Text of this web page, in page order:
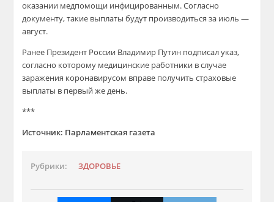
оказании медпомощи инфицированным. Согласно
документу, такие выплаты будут производиться за июль —
август.
Ранее Президент России Владимир Путин подписал указ,
согласно которому медицинские работники в случае
заражения коронавирусом вправе получить страховые
выплаты в первый же день.
***
Источник: Парламентская газета
Рубрики: ЗДОРОВЬЕ